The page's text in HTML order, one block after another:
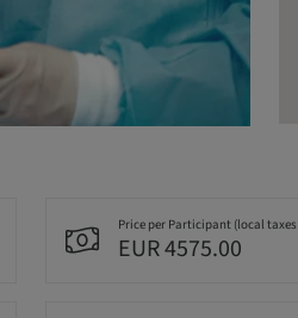
Price per Participant (local
EUR 4575.00